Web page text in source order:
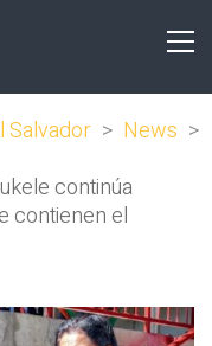
Salvador > News >
continúa
contienen el